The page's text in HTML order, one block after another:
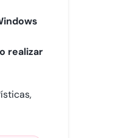
realizar